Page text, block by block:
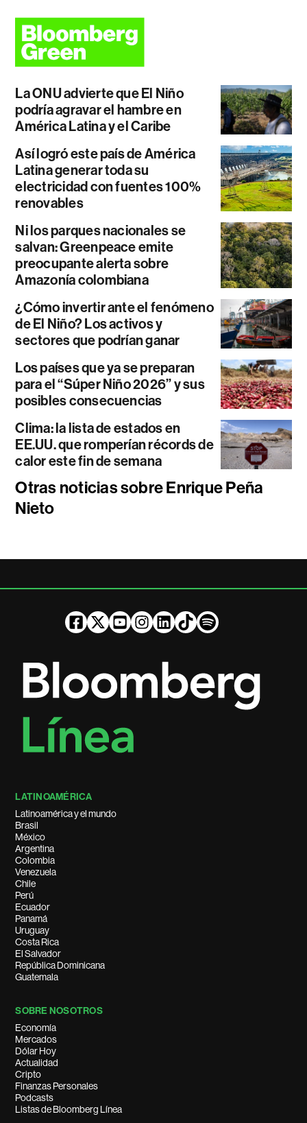
La ONU advierte que El Niño
podría agravar el hambre en
América Latina y el Caribe
Así logró este país de América
Latina generar toda su
electricidad con fuentes 100%
renovables
Ni los parques nacionales se
salvan: Greenpeace emite
preocupante alerta sobre
Amazonía colombiana
¿Cómo invertir ante el fenómeno
de El Niño? Los activos y
sectores que podrían ganar
Los países que ya se preparan
para el “Súper Niño 2026” y sus
posibles consecuencias
Clima: la lista de estados en
EE.UU. que romperían récords de
calor este fin de semana
Otras noticias sobre Enrique Peña
Nieto
LATINOAMÉRICA
Latinoamérica y el mundo
Brasil
México
Argentina
Colombia
Venezuela
Chile
Perú
Ecuador
Panamá
Uruguay
Costa Rica
El Salvador
República Dominicana
Guatemala
SOBRE NOSOTROS
Economía
Mercados
Dólar Hoy
Actualidad
Cripto
Finanzas Personales
Podcasts
Listas de Bloomberg Línea